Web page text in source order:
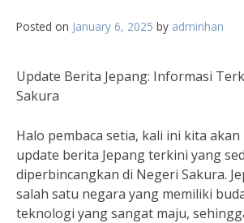
Posted on January 6, 2025 by adminhan
Update Berita Jepang: Informasi
Sakura
Halo pembaca setia, kali ini kita akan
update berita Jepang terkini yang
diperbincangkan di Negeri Sakura.
salah satu negara yang memiliki
teknologi yang sangat maju,